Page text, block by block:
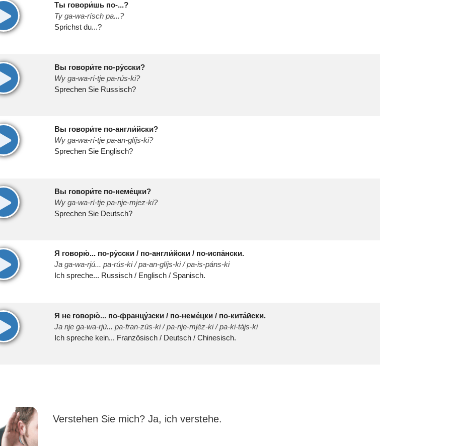
00:00
Ты говори́шь по-...?
Ty ga-wa-rísch pa...?
Sprichst du...?
00:00
Вы говори́те по-ру́сски?
Wy ga-wa-rí-tje pa-rús-ki?
Sprechen Sie Russisch?
00:00
Вы говори́те по-англи́йски?
Wy ga-wa-rí-tje pa-an-glíjs-ki?
Sprechen Sie Englisch?
00:00
Вы говори́те по-неме́цки?
Wy ga-wa-rí-tje pa-nje-mjez-ki?
Sprechen Sie Deutsch?
00:00
Я говорю́... по-ру́сски / по-англи́йски / по-испа́нски.
Ja ga-wa-rjú... pa-rús-ki / pa-an-glíjs-ki / pa-is-páns-ki
Ich spreche... Russisch / Englisch / Spanisch.
00:00
Я не говорю́... по-францу́зски / по-неме́цки / по-кита́йски.
Ja nje ga-wa-rjú... pa-fran-zús-ki / pa-nje-mjéz-ki / pa-ki-tájs-ki
Ich spreche kein... Französisch / Deutsch / Chinesisch.
Verstehen Sie mich? Ja, ich verstehe.